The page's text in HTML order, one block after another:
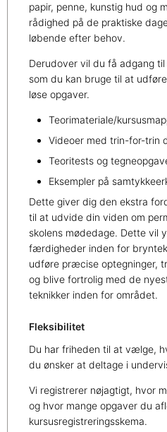
papir, penne, kunstig hud og
rådighed på de praktiske
løbende efter behov.
Derudover vil du få adgang
som du kan bruge til at
løse opgaver.
Teorimateriale/
Videoer med trin-for-trin
Teoritests og
Eksempler på
Dette giver dig den ekstra
til at udvide din viden om
skolens mødedage. Dette vil
færdigheder inden for
udføre præcise optegninger,
og blive fortrolig med de
teknikker inden for området.
Fleksibilitet
Du har friheden til at vælge,
du ønsker at deltage i
Vi registrerer nøjagtigt, hvor
og hvor mange opgaver du
kursusregistreringsskema.